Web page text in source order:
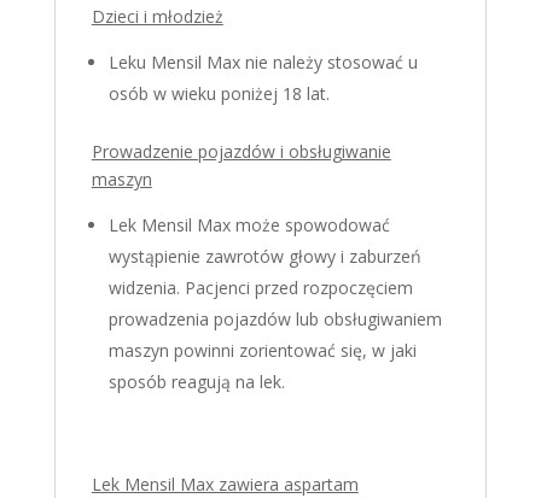
Dzieci i młodzież
Leku Mensil Max nie należy stosować u
osób w wieku poniżej 18 lat.
Prowadzenie pojazdów i obsługiwanie
maszyn
Lek Mensil Max może spowodować
wystąpienie zawrotów głowy i zaburzeń
widzenia. Pacjenci przed rozpoczęciem
prowadzenia pojazdów lub obsługiwaniem
maszyn powinni zorientować się, w jaki
sposób reagują na lek.
Lek Mensil Max zawiera aspartam